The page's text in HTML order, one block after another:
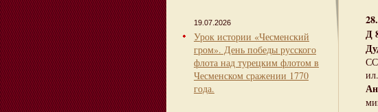
19.07.2026
Урок истории «Чесменский
гром». День победы русского
флота над турецким флотом в
Чесменском сражении 1770
года.
Д